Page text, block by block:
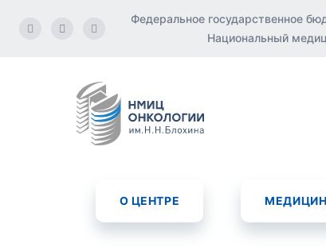
Федеральное государственное
Национальный
О ЦЕНТРЕ